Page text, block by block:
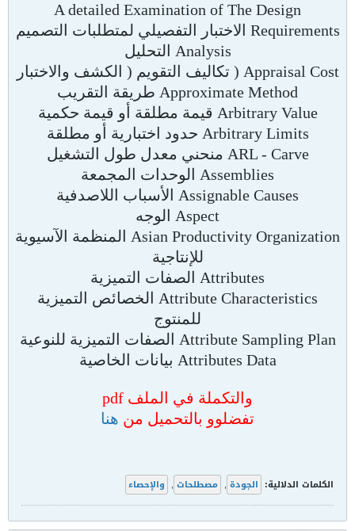
A detailed Examination of The Design
Requirements الاختبار التفصيلي لمتطلبات التصميم
Analysis التحليل
Appraisal Cost ( تكاليف التقويم ( الكشف والاختبار
Approximate Method طريقة التقريب
Arbitrary Value قيمة مطلقة أو قيمة حكمية
Arbitrary Limits حدود اختبارية أو مطلقة
ARL - Carve منحني معدل طول التشغيل
Assemblies الوحدات المجمعة
Assignable Causes الأسباب اللاصدفية
Aspect الوجه
Asian Productivity Organization المنظمة الآسيوية
للإنتاجية
Attributes الصفات التميزية
Attribute Characteristics الخصائص التميزية
للمنتوج
Attribute Sampling Plan الصفات التميزية للنوعية
Attributes Data بيانات الخاصية
والتكملة في الملف pdf
تفضلوو بالتحميل من هنا
الكلمات الدلالية: الجودة , مصطلحات , والإحصاء